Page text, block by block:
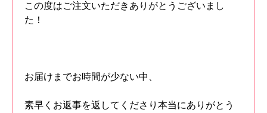
この度はご注文いただきありがとうございまし
た！
お届けまでお時間が少ない中、
素早くお返事を返してくださり本当にありがとう